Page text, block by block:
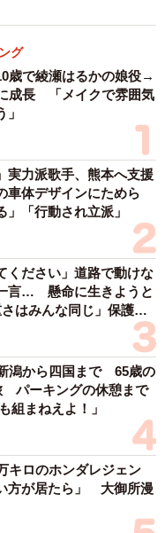
や自宅、大学や職場
ホテルに勤めると同
上がります。僕は過
に住んでいたので目撃
イトの女性も、実家
生活圏が被れば割と
あるある”を。
いると、フロントに
倫カップルか否かみ
いい人間観察になる
ご感想を。
ています。皆さん似
り人は生活圏にある
ものなのだなと思いま
し自分の生活圏と離
めしたいです。
グ
歳で綾瀬はるかの娘役→
成長 「メイクで雰囲気
実力派歌手、熊本へ支援
体デザインにためら
「行動され立派」
ください」道路で動けな
言… 懸命に生きようと
はみんな同じ」保護団
潟から四国まで 65歳の
パーキングの休憩まで
組まねえよ！」
キロのホンダレジェン
方が居たら」 大御所漫